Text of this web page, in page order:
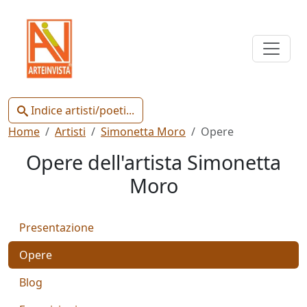
Indice artisti/poeti...
Indice
Artisti
Poeti
Artisti
Poeti
Home Artisti Simonetta Moro Opere
Opere dell'artista Simonetta
Moro
Presentazione
Opere
Blog